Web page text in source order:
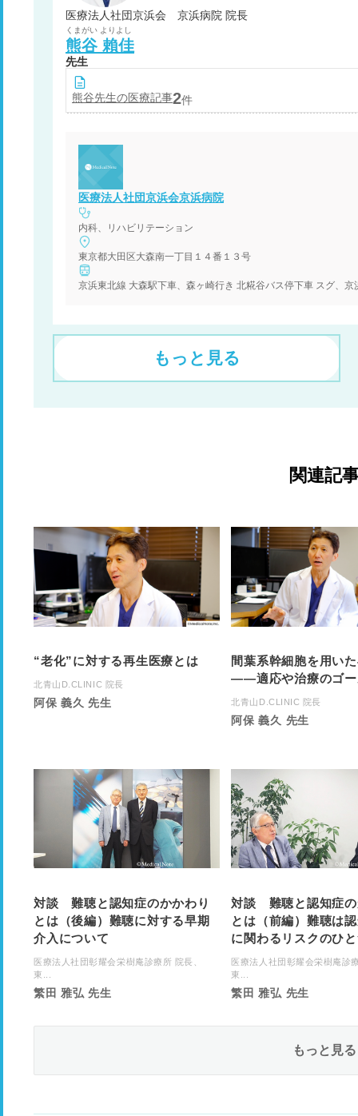
医療法人社団京浜会 京浜病院 院長
くまがい よりよし
熊谷 賴佳
先生
熊谷先生の医療記事2件
医療法人社団京浜会京浜病院
内科、リハビリテーション
東京都大田区大森南一丁目１４番１３号
もっと見る
関連記
“老化”に対する再生医療とは
北青山D.CLINIC 院長
阿保 義久 先生
間葉系幹細胞を用い
――適応や治療のゴー
北青山D.CLINIC 院長
阿保 義久 先生
対談 難聴と認知症のかかわり
とは（後編）難聴に対する早期
介入について
医療法人社団彰耀会栄樹庵診療所 院長、
東...
繁田 雅弘 先生
対談 難聴と認知症の
とは（前編）難聴は
に関わるリスクのひ
医療法人社団彰耀会栄樹庵診
東...
繁田 雅弘 先生
もっと見る